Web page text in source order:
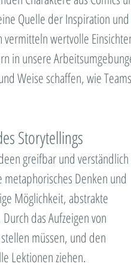
Future Skills
Quelle der Inspiration und
wertvolle
in unsere
Weise schaffen, wie Teams
Storytellings
greifbar und verständlich
Denken und
Möglichkeit, abstrakte
das Aufzeigen von
müssen, und den
Lektionen ziehen.